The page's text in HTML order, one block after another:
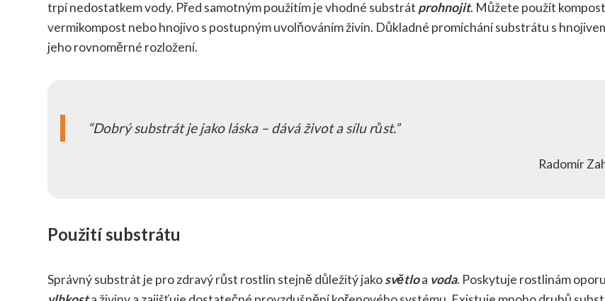
trpí nedostatkem vody. Před samotným použitím je vhodné substrát prohnojit. Můžete použít
vermikompost nebo hnojivo s postupným uvolňováním živin. Důkladné promíchání substrátu s
jeho rovnoměrné rozložení.
Dobrý substrát je jako láska – dává život a sílu růst.
Radomír
Použití substrátu
Správný substrát je pro zdravý růst rostlin stejně důležitý jakosvětloa voda. Poskytuje rostlinám